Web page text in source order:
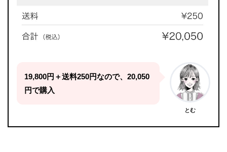
19,800円＋送料250円なので、20,050
円で購入
とむ